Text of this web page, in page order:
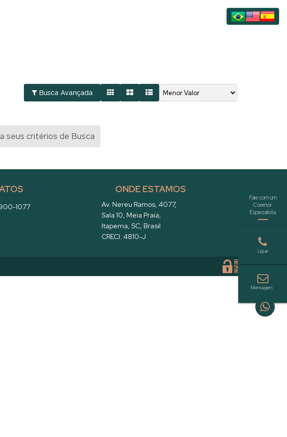
Busca Avançada
seus critérios de Busca
1077
ONDE ESTAMOS
Av. Nereu Ramos, 4077,
Sala 10, Meia Praia,
Itapema, SC, Brasil
CRECI: 4810-J